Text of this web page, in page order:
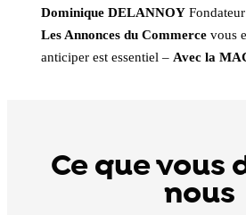
Dominique DELANNOY
Les Annonces du Commercevous
anticiper est essentiel – Avec la
Ce que vous
nous